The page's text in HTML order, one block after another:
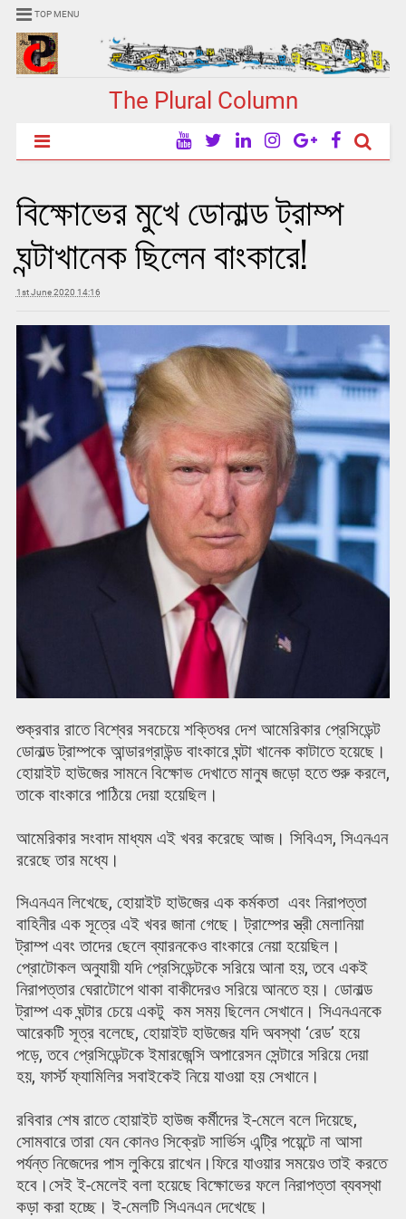
TOP MENU
The Plural Column
বিক্ষোভের মুখে ডোনাল্ড ট্রাম্প
ঘন্টাখানেক ছিলেন বাংকারে!
1st June 2020 14:16
শুক্রবার রাতে বিশ্বের সবচেয়ে শক্তিধর দেশ আমেরিকার প্রেসিডেন্ট
ডোনাল্ড ট্রাম্পকে আন্ডারগ্রাউন্ড বাংকারে ঘন্টা খানেক কাটাতে হয়েছে।
হোয়াইট হাউজের সামনে বিক্ষোভ দেখাতে মানুষ জড়ো হতে শুরু করলে,
তাকে বাংকারে পাঠিয়ে দেয়া হয়েছিল।
আমেরিকার সংবাদ মাধ্যম এই খবর করেছে আজ। সিবিএস, সিএনএন
ররেছে তার মধ্যে।
সিএনএন লিখেছে, হোয়াইট হাউজের এক কর্মকতা এবং নিরাপত্তা
বাহিনীর এক সূত্রে এই খবর জানা গেছে। ট্রাম্পের স্ত্রী মেলানিয়া
ট্রাম্প এবং তাদের ছেলে ব্যারনকেও বাংকারে নেয়া হয়েছিল।
প্রোটোকল অনুযায়ী যদি প্রেসিডেন্টকে সরিয়ে আনা হয়, তবে একই
নিরাপত্তার ঘেরাটোপে থাকা বাকীদেরও সরিয়ে আনতে হয়। ডোনাল্ড
ট্রাম্প এক ঘন্টার চেয়ে একটু কম সময় ছিলেন সেখানে। সিএনএনকে
আরেকটি সূত্র বলেছে, হোয়াইট হাউজের যদি অবস্থা ‘রেড’ হয়ে
পড়ে, তবে প্রেসিডেন্টকে ইমারজেন্সি অপারেসন সেন্টারে সরিয়ে দেয়া
হয়, ফার্স্ট ফ্যামিলির সবাইকেই নিয়ে যাওয়া হয় সেখানে।
রবিবার শেষ রাতে হোয়াইট হাউজ কর্মীদের ই-মেলে বলে দিয়েছে,
সোমবারে তারা যেন কোনও সিক্রেট সার্ভিস এন্ট্রি পয়েন্টে না আসা
পর্যন্ত নিজেদের পাস লুকিয়ে রাখেন।ফিরে যাওয়ার সময়েও তাই করতে
হবে।সেই ই-মেলেই বলা হয়েছে বিক্ষোভের ফলে নিরাপত্তা ব্যবস্থা
কড়া করা হচ্ছে। ই-মেলটি সিএনএন দেখেছে।